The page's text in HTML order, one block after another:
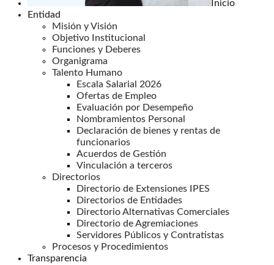
Inicio
Entidad
Misión y Visión
Objetivo Institucional
Funciones y Deberes
Organigrama
Talento Humano
Escala Salarial 2026
Ofertas de Empleo
Evaluación por Desempeño
Nombramientos Personal
Declaración de bienes y rentas de
funcionarios
Acuerdos de Gestión
Vinculación a terceros
Directorios
Directorio de Extensiones IPES
Directorios de Entidades
Directorio Alternativas Comerciales
Directorio de Agremiaciones
Servidores Públicos y Contratistas
Procesos y Procedimientos
Transparencia